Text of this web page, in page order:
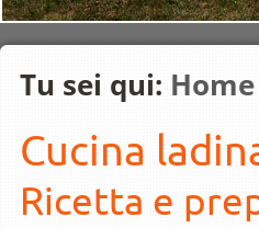
Tu sei qui: Home
Cucina
Ricetta e